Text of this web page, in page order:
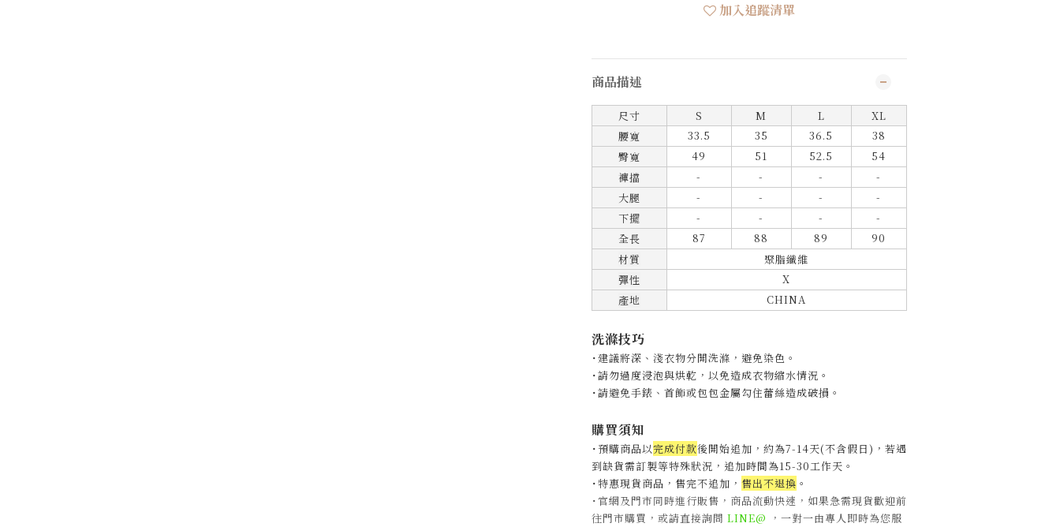
加入追蹤清單
商品描述
尺寸 S M L
XL
腰寬
33.5 35 36.5
38
臀寬
49 51 52.5
54
褲擋
- - -
-
大腿
- - -
-
下擺
- - -
-
全長
87 88 89
90
材質
聚脂纖維
彈性
X
產地
CHINA
洗滌技巧
˙建議將深、淺衣物分開洗滌，避免染色。
˙請勿過度浸泡與烘乾，以免造成衣物縮水情況。
˙請避免手錶、首飾或包包金屬勾住蕾絲造成破損。
購買須知
˙預購商品以完成付款後開始追加，約為7-14天(不含假日)， 若遇
到缺貨需訂製等特殊狀況，追加時間為15-30工作天 。
˙特惠現貨商品，售完不追加， 售出不退換 。
˙官網及門市同時進行販售，商品流動快速，如果急需現貨歡迎前
往門市購買，或請直接詢問 LINE@ ，一對一由專人即時為您服